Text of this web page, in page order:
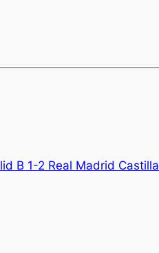
B 1-2 Real Madrid Castilla